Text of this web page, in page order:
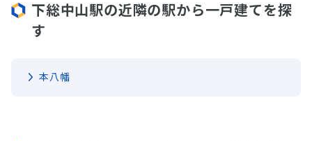
下総中山駅の近隣の駅から一戸建てを探
す
本八幡